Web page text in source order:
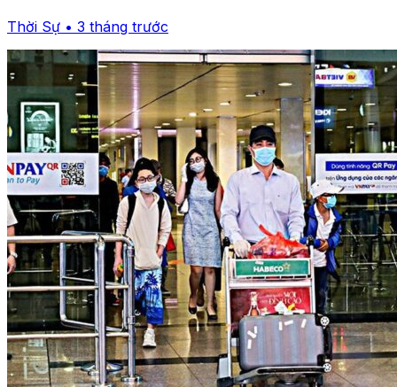
Thời Sự • 3 tháng trước